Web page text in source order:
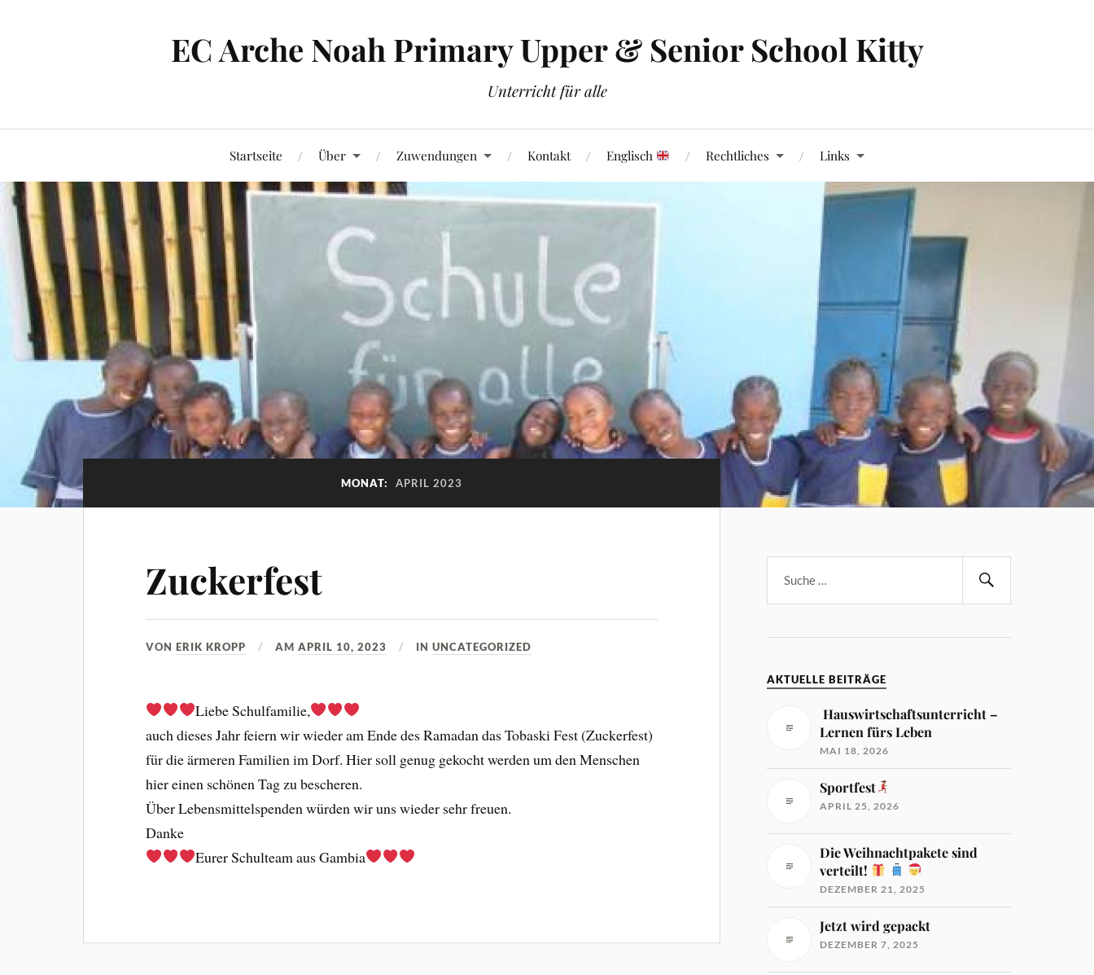
EC Arche Noah Primary Upper & Senior School Kitty
Unterricht für alle
Startseite Über Zuwendungen Kontakt Englisch Rechtliches Links
MONAT: APRIL 2023
Zuckerfest
VONERIK KROPP AMAPRIL 10, 2023 INUNCATEGORIZED
Liebe Schulfamilie,
auch dieses Jahr feiern wir wieder am Ende des Ramadan das Tobaski Fest (Zuckerfest)
für die ärmeren Familien im Dorf. Hier soll genug gekocht werden um den Menschen
hier einen schönen Tag zu bescheren.
Über Lebensmittelspenden würden wir uns wieder sehr freuen.
Danke
Eurer Schulteam aus Gambia
AKTUELLE BEITRÄGE
Hauswirtschaftsunterricht –
Lernen fürs Leben
MAI 18, 2026
Sportfest
APRIL 25, 2026
Die Weihnachtpakete sind
verteilt!
DEZEMBER 21, 2025
Jetzt wird gepackt
DEZEMBER 7, 2025